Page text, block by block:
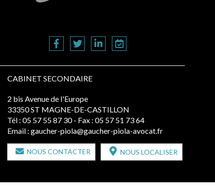
CABINET SECONDAIRE
2 bis Avenue de l'Europe
33350 ST MAGNE-DE-CASTILLON
Tél : 05 57 55 87 30 - Fax : 05 57 51 73 64
Email : gaucher-piola@gaucher-piola-avocat.fr
NOUS CONTACTER NOUS LOCALISER